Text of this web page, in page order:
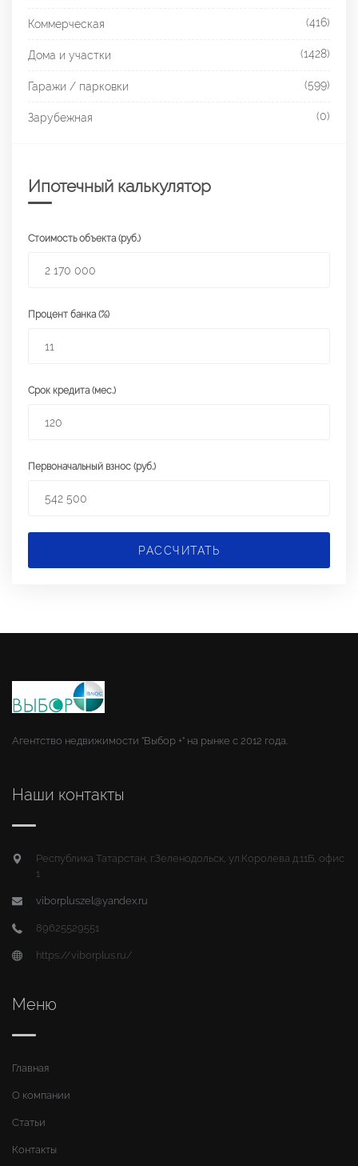
Коммерческая (416)
Дома и участки (1428)
Гаражи / парковки (599)
Зарубежная (0)
Ипотечный калькулятор
Стоимость объекта (руб.)
Процент банка (%)
Срок кредита (мес.)
Первоначальный взнос (руб.)
РАССЧИТАТЬ
Агентство недвижимости "Выбор +" на рынке с 2012 года.
Наши контакты
Республика Татарстан, г.Зеленодольск, ул.Королева д.11Б, офис
1
viborpluszel@yandex.ru
89625529551
https://viborplus.ru/
Меню
Главная
О компании
Статьи
Контакты